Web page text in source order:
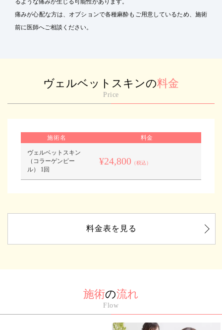
るような痛みが生じる可能性があります。
痛みが心配な方は、オプションで各種麻酔もご用意しているため、施術
前に医師へご相談ください。
ヴェルベットスキンの料金
Price
施術名 料金
ヴェルベットスキン
（コラーゲンピー
ル） 1回
¥24,800 （税込）
料金表を見る
施術の流れ
Flow